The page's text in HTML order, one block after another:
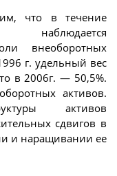
что в течение
наблюдается
внеоборотных
г. удельный вес
в 2006г. — 50,5%.
активов.
активов
сдвигов в
и наращивании ее